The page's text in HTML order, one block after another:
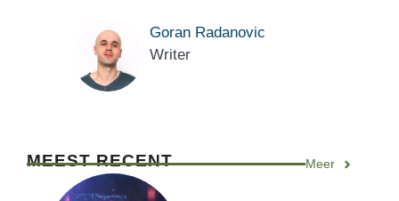
Goran Radanovic
Writer
MEEST RECENT Meer